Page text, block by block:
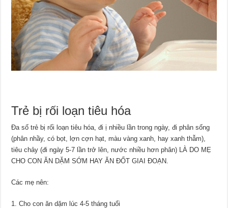
Trẻ bị rối loạn tiêu hóa
Đa số trẻ bị rối loạn tiêu hóa, đi ị nhiều lần trong ngày, đi phân sống
(phân nhầy, có bọt, lợn cợn hạt, màu vàng xanh, hay xanh thẫm),
tiêu chảy (đi ngày 5-7 lần trở lên, nước nhiều hơn phân) LÀ DO MẸ
CHO CON ĂN DẶM SỚM HAY ĂN ĐỐT GIAI ĐOẠN.
Các mẹ nên:
Cho con ăn dặm lúc 4-5 tháng tuổi